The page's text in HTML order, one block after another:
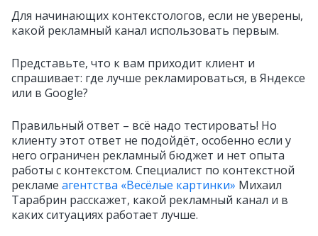
Для начинающих контекстологов, если не уверены,
какой рекламный канал использовать первым.
Представьте, что к вам приходит клиент и
спрашивает: где лучше рекламироваться, в Яндексе
или в Google?
Правильный ответ – всё надо тестировать! Но
клиенту этот ответ не подойдёт, особенно если у
него ограничен рекламный бюджет и нет опыта
работы с контекстом. Специалист по контекстной
рекламе агентства «Весёлые картинки» Михаил
Тарабрин расскажет, какой рекламный канал и в
каких ситуациях работает лучше.